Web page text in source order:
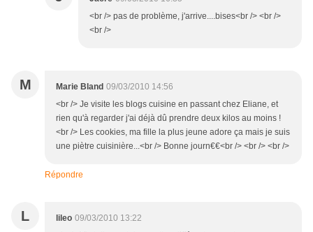
<br /> pas de problème, j'arrive....bises<br /> <br />
<br />
M Marie Bland 09/03/2010 14:56
<br /> Je visite les blogs cuisine en passant chez Eliane, et
rien qu'à regarder j'ai déjà dû prendre deux kilos au moins !
<br /> Les cookies, ma fille la plus jeune adore ça mais je suis
une piètre cuisinière...<br /> Bonne journ€€<br /> <br /> <br />
Répondre
L lileo 09/03/2010 13:22